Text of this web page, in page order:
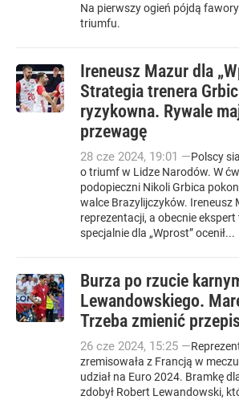
Na pierwszy ogień pójdą
triumfu.
Ireneusz Mazur dla
Strategia trenera
ryzykowna. Rywale
przewagę
28 cze 2024, 19:01 —Polscy
o triumf w Lidze Narodów. W
podopieczni Nikoli Grbica
walce Brazylijczyków. Ireneusz
reprezentacji, a obecnie ekspert
specjalnie dla „Wprost” ocenił...
Burza po rzucie
Lewandowskiego.
Trzeba zmienić
26 cze 2024, 15:25 —
zremisowała z Francją w
udział na Euro 2024. Bramkę
zdobył Robert Lewandowski,